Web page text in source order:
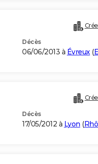
Décès
06/06/2013 à Évreux(
Décès
17/05/2012 à Lyon (